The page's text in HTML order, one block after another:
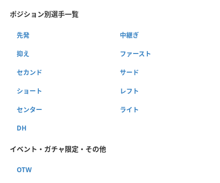
ポジション別選手一覧
先発 中継ぎ
抑え ファースト
セカンド サード
ショート レフト
センター ライト
DH
イベント・ガチャ限定・その他
OTW